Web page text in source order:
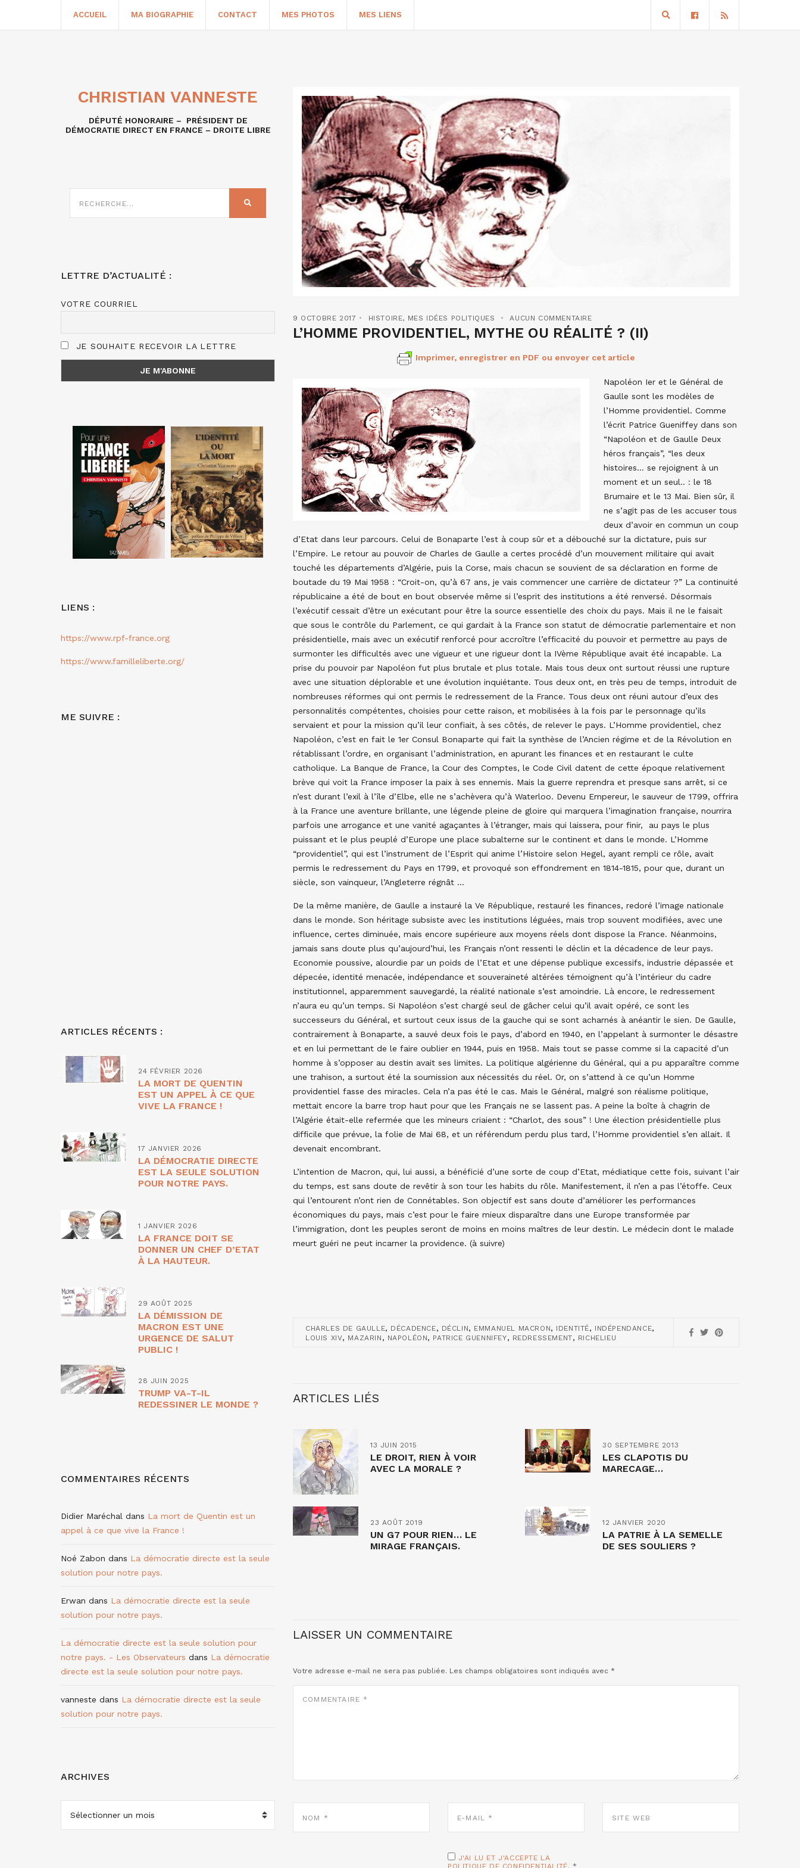
ACCUEIL MA BIOGRAPHIE CONTACT MES PHOTOS MES LIENS
9 OCTOBRE 2017 HISTOIRE, MES IDÉES POLITIQUES AUCUN COMMENTAIRE
L’HOMME PROVIDENTIEL, MYTHE OU RÉALITÉ ? (II)
Imprimer, enregistrer en PDF ou envoyer cet article
Napoléon Ier et le Général de
Gaulle sont les modèles de
l’Homme providentiel. Comme
l’écrit Patrice Gueniffey dans son
“Napoléon et de Gaulle Deux
héros français”, “les deux
histoires… se rejoignent à un
moment et un seul.. : le 18
Brumaire et le 13 Mai. Bien sûr, il
ne s’agit pas de les accuser tous
deux d’avoir en commun un coup
d’Etat dans leur parcours. Celui de Bonaparte l’est à coup sûr et a débouché sur la dictature, puis sur
l’Empire. Le retour au pouvoir de Charles de Gaulle a certes procédé d’un mouvement militaire qui avait
touché les départements d’Algérie, puis la Corse, mais chacun se souvient de sa déclaration en forme de
boutade du 19 Mai 1958 : “Croit-on, qu’à 67 ans, je vais commencer une carrière de dictateur ?” La continuité
républicaine a été de bout en bout observée même si l’esprit des institutions a été renversé. Désormais
l’exécutif cessait d’être un exécutant pour être la source essentielle des choix du pays. Mais il ne le faisait
que sous le contrôle du Parlement, ce qui gardait à la France son statut de démocratie parlementaire et non
présidentielle, mais avec un exécutif renforcé pour accroître l’efficacité du pouvoir et permettre au pays de
surmonter les difficultés avec une vigueur et une rigueur dont la IVème République avait été incapable. La
prise du pouvoir par Napoléon fut plus brutale et plus totale. Mais tous deux ont surtout réussi une rupture
avec une situation déplorable et une évolution inquiétante. Tous deux ont, en très peu de temps, introduit de
nombreuses réformes qui ont permis le redressement de la France. Tous deux ont réuni autour d’eux des
personnalités compétentes, choisies pour cette raison, et mobilisées à la fois par le personnage qu’ils
servaient et pour la mission qu’il leur confiait, à ses côtés, de relever le pays. L’Homme providentiel, chez
Napoléon, c’est en fait le 1er Consul Bonaparte qui fait la synthèse de l’Ancien régime et de la Révolution en
rétablissant l’ordre, en organisant l’administration, en apurant les finances et en restaurant le culte
catholique. La Banque de France, la Cour des Comptes, le Code Civil datent de cette époque relativement
brève qui voit la France imposer la paix à ses ennemis. Mais la guerre reprendra et presque sans arrêt, si ce
n’est durant l’exil à l’île d’Elbe, elle ne s’achèvera qu’à Waterloo. Devenu Empereur, le sauveur de 1799, offrira
à la France une aventure brillante, une légende pleine de gloire qui marquera l’imagination française, nourrira
parfois une arrogance et une vanité agaçantes à l’étranger, mais qui laissera, pour finir, au pays le plus
puissant et le plus peuplé d’Europe une place subalterne sur le continent et dans le monde. L’Homme
“providentiel”, qui est l’instrument de l’Esprit qui anime l’Histoire selon Hegel, ayant rempli ce rôle, avait
permis le redressement du Pays en 1799, et provoqué son effondrement en 1814-1815, pour que, durant un
siècle, son vainqueur, l’Angleterre régnât …
De la même manière, de Gaulle a instauré la Ve République, restauré les finances, redoré l’image nationale
dans le monde. Son héritage subsiste avec les institutions léguées, mais trop souvent modifiées, avec une
influence, certes diminuée, mais encore supérieure aux moyens réels dont dispose la France. Néanmoins,
jamais sans doute plus qu’aujourd’hui, les Français n’ont ressenti le déclin et la décadence de leur pays.
Economie poussive, alourdie par un poids de l’Etat et une dépense publique excessifs, industrie dépassée et
dépecée, identité menacée, indépendance et souveraineté altérées témoignent qu’à l’intérieur du cadre
institutionnel, apparemment sauvegardé, la réalité nationale s’est amoindrie. Là encore, le redressement
n’aura eu qu’un temps. Si Napoléon s’est chargé seul de gâcher celui qu’il avait opéré, ce sont les
successeurs du Général, et surtout ceux issus de la gauche qui se sont acharnés à anéantir le sien. De Gaulle,
contrairement à Bonaparte, a sauvé deux fois le pays, d’abord en 1940, en l’appelant à surmonter le désastre
et en lui permettant de le faire oublier en 1944, puis en 1958. Mais tout se passe comme si la capacité d’un
homme à s’opposer au destin avait ses limites. La politique algérienne du Général, qui a pu apparaître comme
une trahison, a surtout été la soumission aux nécessités du réel. Or, on s’attend à ce qu’un Homme
providentiel fasse des miracles. Cela n’a pas été le cas. Mais le Général, malgré son réalisme politique,
mettait encore la barre trop haut pour que les Français ne se lassent pas. A peine la boîte à chagrin de
l’Algérie était-elle refermée que les mineurs criaient : “Charlot, des sous” ! Une élection présidentielle plus
difficile que prévue, la folie de Mai 68, et un référendum perdu plus tard, l’Homme providentiel s’en allait. Il
devenait encombrant.
L’intention de Macron, qui, lui aussi, a bénéficié d’une sorte de coup d’Etat, médiatique cette fois, suivant l’air
du temps, est sans doute de revêtir à son tour les habits du rôle. Manifestement, il n’en a pas l’étoffe. Ceux
qui l’entourent n’ont rien de Connétables. Son objectif est sans doute d’améliorer les performances
économiques du pays, mais c’est pour le faire mieux disparaître dans une Europe transformée par
l’immigration, dont les peuples seront de moins en moins maîtres de leur destin. Le médecin dont le malade
meurt guéri ne peut incarner la providence. (à suivre)
CHARLES DE GAULLE, DÉCADENCE, DÉCLIN, EMMANUEL MACRON, IDENTITÉ, INDÉPENDANCE,
LOUIS XIV, MAZARIN , NAPOLÉON, PATRICE GUENNIFEY, REDRESSEMENT, RICHELIEU
ARTICLES LIÉS
13 JUIN 2015
LE DROIT, RIEN À VOIR
AVEC LA MORALE ?
30 SEPTEMBRE 2013
LES CLAPOTIS DU
MARECAGE…
23 AOÛT 2019
UN G7 POUR RIEN… LE
MIRAGE FRANÇAIS.
12 JANVIER 2020
LA PATRIE À LA SEMELLE
DE SES SOULIERS ?
LAISSER UN COMMENTAIRE
Votre adresse e-mail ne sera pas publiée. Les champs obligatoires sont indiqués avec *
COMMENTAIRE
NOM
E-
MAIL
SITE
WEB
J'AI LU ET J'ACCEPTE LA
POLITIQUE DE CONFIDENTIALITÉ. *
CHRISTIAN VANNESTE
DÉPUTÉ HONORAIRE – PRÉSIDENT DE
DÉMOCRATIE DIRECT EN FRANCE – DROITE LIBRE
SUR
LETTRE D’ACTUALITÉ :
VOTRE COURRIEL
JE SOUHAITE RECEVOIR LA LETTRE
LIENS :
https://www.rpf-france.org
https://www.familleliberte.org/
ME SUIVRE :
ARTICLES RÉCENTS :
24 FÉVRIER 2026
LA MORT DE QUENTIN
EST UN APPEL À CE QUE
VIVE LA FRANCE !
17 JANVIER 2026
LA DÉMOCRATIE DIRECTE
EST LA SEULE SOLUTION
POUR NOTRE PAYS.
1 JANVIER 2026
LA FRANCE DOIT SE
DONNER UN CHEF D’ETAT
À LA HAUTEUR.
29 AOÛT 2025
LA DÉMISSION DE
MACRON EST UNE
URGENCE DE SALUT
PUBLIC !
28 JUIN 2025
TRUMP VA-T-IL
REDESSINER LE MONDE ?
COMMENTAIRES RÉCENTS
Didier Maréchal dans La mort de Quentin est un
appel à ce que vive la France !
Noé Zabon dans La démocratie directe est la seule
solution pour notre pays.
Erwan dans La démocratie directe est la seule
solution pour notre pays.
La démocratie directe est la seule solution pour
notre pays. - Les Observateurs dans La démocratie
directe est la seule solution pour notre pays.
vanneste dans La démocratie directe est la seule
solution pour notre pays.
ARCHIVES
ARCHIVES